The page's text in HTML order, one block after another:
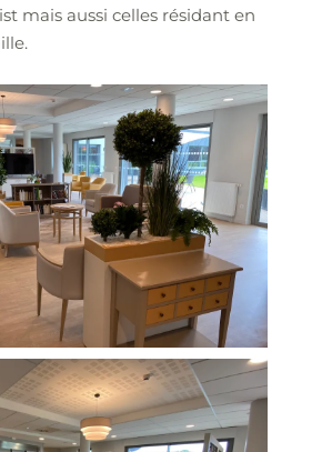
mais aussi celles résidant en